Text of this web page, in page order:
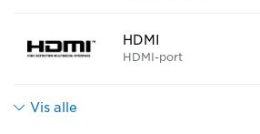
HDMI
HDMI-port
Vis alle